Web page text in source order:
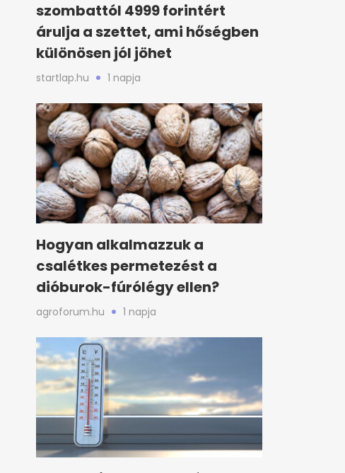
szombattól 4999 forintért
árulja a szettet, ami hőségben
különösen jól jöhet
startlap.hu 1 napja
Hogyan alkalmazzuk a
csalétkes permetezést a
dióburok-fúrólégy ellen?
agroforum.hu 1 napja